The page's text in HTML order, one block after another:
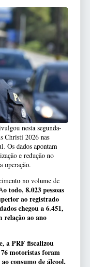
nesta segunda-
Christi 2026 nas
Os dados apontam
e redução no
operação.
no volume de
o todo, 8.023 pessoas
ao registrado
chegou a 6.451,
relação ao ano
a PRF fiscalizou
motoristas foram
consumo de álcool.